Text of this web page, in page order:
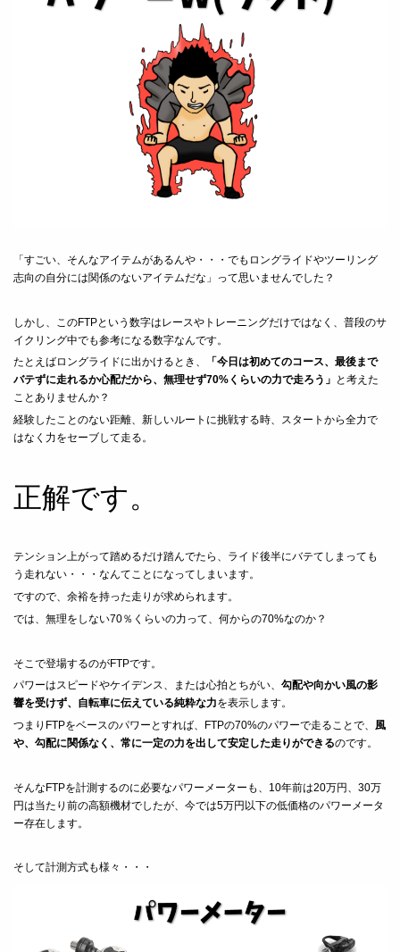
「すごい、そんなアイテムがあるんや・・・でもロングライドやツーリング
志向の自分には関係のないアイテムだな」って思いませんでした？
しかし、このFTPという数字はレースやトレーニングだけではなく、普段のサ
イクリング中でも参考になる数字なんです。
たとえばロングライドに出かけるとき、
「今日は初めてのコース、最後まで
バテずに走れるか心配だから、無理せず70%くらいの力で走ろう」 と考えた
ことありませんか？
経験したことのない距離、新しいルートに挑戦する時、スタートから全力で
はなく力をセーブして走る。
正解です。
テンション上がって踏めるだけ踏んでたら、ライド後半にバテてしまっても
う走れない・・・なんてことになってしまいます。
ですので、余裕を持った走りが求められます。
では、無理をしない70％くらいの力って、何からの70%なのか？
そこで登場するのがFTPです。
パワーはスピードやケイデンス、または心拍とちがい、 勾配や向かい風の影
響を受けず、自転車に伝えている純粋な力を表示します。
つまりFTPをベースのパワーとすれば、FTPの70%のパワーで走ることで、 風
や、勾配に関係なく、常に一定の力を出して安定した走りができるのです。
そんなFTPを計測するのに必要なパワーメーターも、10年前は20万円、30万
円は当たり前の高額機材でしたが、今では5万円以下の低価格のパワーメータ
ー存在します。
そして計測方式も様々・・・